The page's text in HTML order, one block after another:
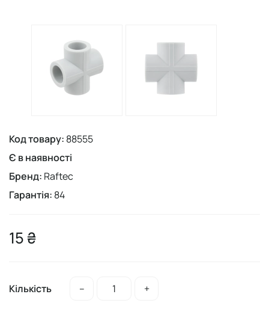
Код товару: 88555
Є в наявності
Бренд: Raftec
Гарантія: 84
15 ₴
Кількість – +